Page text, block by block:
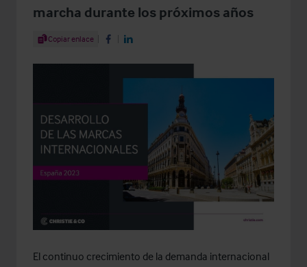
marcha durante los próximos años
Share Article
Copiar enlace Share on Facebook
Share on LinkedIn
El continuo crecimiento de la demanda internacional